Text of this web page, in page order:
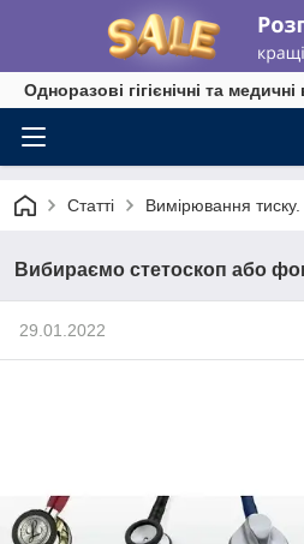
Одноразові гігієнічні та
Статті Вимірювання
Вибираємо стетоскоп або
29.01.2022